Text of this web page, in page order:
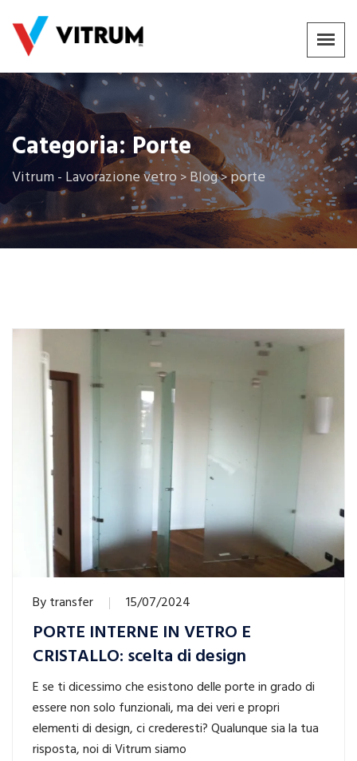
Categoria:Porte
Vitrum - Lavorazione vetro >Blog>porte
Bytransfer 15/07/2024
PORTE INTERNE IN VETRO E
CRISTALLO: scelta di design
E se ti dicessimo che esistono delle porte in grado di
essere non solo funzionali, ma dei veri e propri
elementi di design, ci crederesti? Qualunque sia la tua
risposta, noi di Vitrum siamo